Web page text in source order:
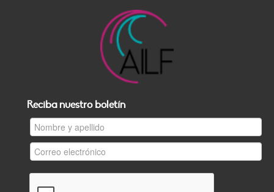
Reciba nuestro boletín